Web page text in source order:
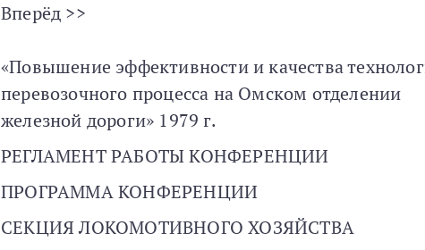
Вперёд >>
«Повышение эффективности и качества
перевозочного процесса на Омском отделении
железной дороги» 1979 г.
РЕГЛАМЕНТ РАБОТЫ КОНФЕРЕНЦИИ
ПРОГРАММА КОНФЕРЕНЦИИ
СЕКЦИЯ ЛОКОМОТИВНОГО ХОЗЯЙСТВА